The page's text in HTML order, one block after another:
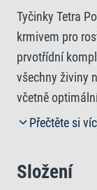
Tyčinky Tetra
krmivem pro
prvotřídní
všechny živiny
včetně
vitality. Tyto
přirozené
Přečtěte si
Složení